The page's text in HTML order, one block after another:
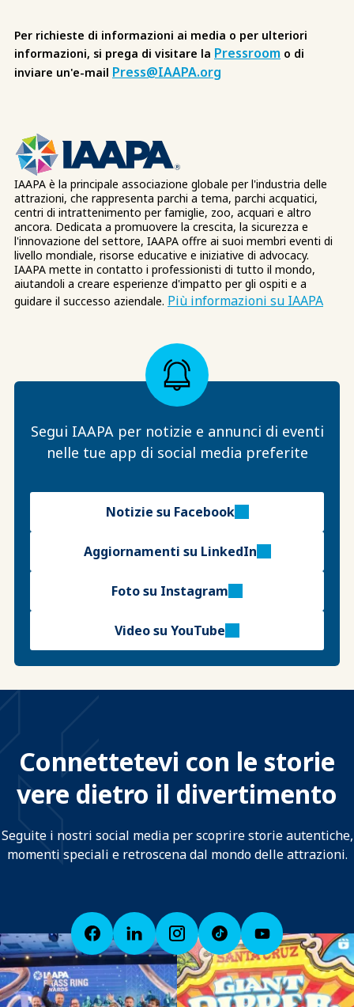
Per richieste di informazioni ai media o per ulteriori
informazioni, si prega di visitare la Pressroom o di
inviare un'e-mail Press@IAAPA.org
IAAPA è la principale associazione globale per l'industria delle
attrazioni, che rappresenta parchi a tema, parchi acquatici,
centri di intrattenimento per famiglie, zoo, acquari e altro
ancora. Dedicata a promuovere la crescita, la sicurezza e
l'innovazione del settore, IAAPA offre ai suoi membri eventi di
livello mondiale, risorse educative e iniziative di advocacy.
IAAPA mette in contatto i professionisti di tutto il mondo,
aiutandoli a creare esperienze d'impatto per gli ospiti e a
guidare il successo aziendale. Più informazioni su IAAPA
Segui IAAPA per notizie e annunci di eventi
nelle tue app di social media preferite
Notizie su Facebook
Aggiornamenti su LinkedIn
Foto su Instagram
Video su YouTube
Connettetevi con le storie
vere dietro il divertimento
Seguite i nostri social media per scoprire storie autentiche,
momenti speciali e retroscena dal mondo delle attrazioni.